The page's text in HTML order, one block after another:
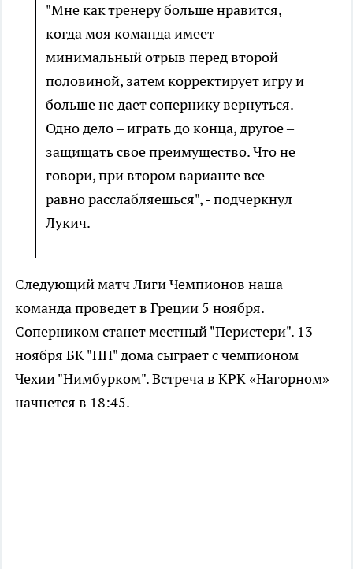
"Мне как тренеру больше нравится,
когда моя команда имеет
минимальный отрыв перед второй
половиной, затем корректирует игру и
больше не дает сопернику вернуться.
Одно дело – играть до конца, другое –
защищать свое преимущество. Что не
говори, при втором варианте все
равно расслабляешься", - подчеркнул
Лукич.
Следующий матч Лиги Чемпионов наша
команда проведет в Греции 5 ноября.
Соперником станет местный "Перистери". 13
ноября БК "НН" дома сыграет с чемпионом
Чехии "Нимбурком". Встреча в КРК «Нагорном»
начнется в 18:45.